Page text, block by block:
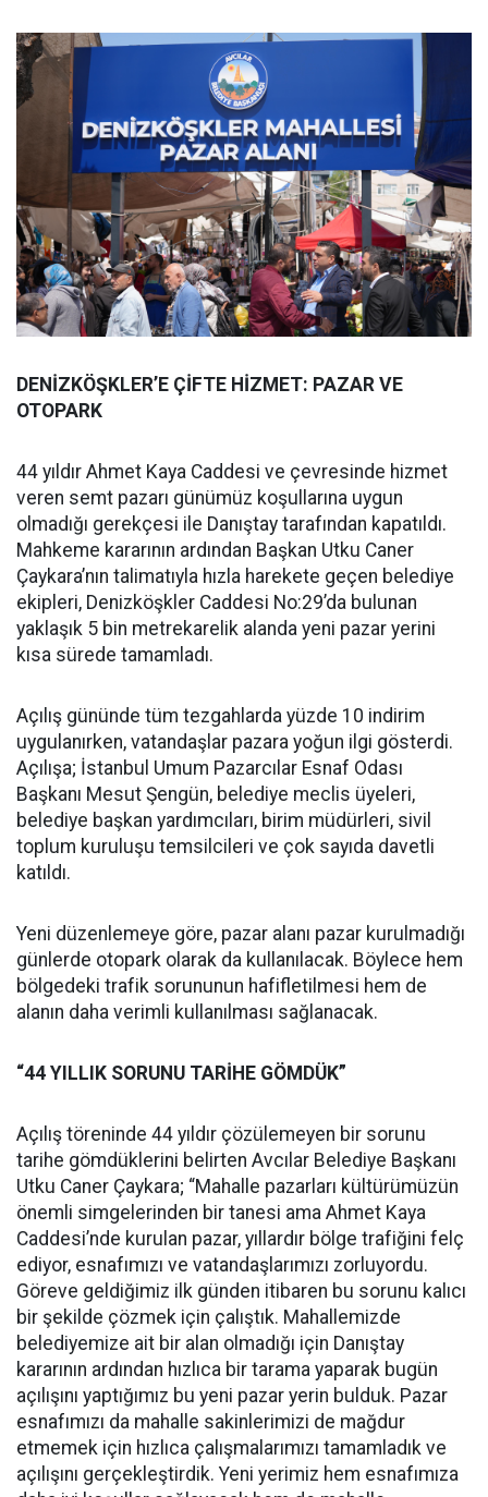
DENİZKÖŞKLER’E ÇİFTE HİZMET: PAZAR VE
OTOPARK
44 yıldır Ahmet Kaya Caddesi ve çevresinde hizmet
veren semt pazarı günümüz koşullarına uygun
olmadığı gerekçesi ile Danıştay tarafından kapatıldı.
Mahkeme kararının ardından Başkan Utku Caner
Çaykara’nın talimatıyla hızla harekete geçen belediye
ekipleri, Denizköşkler Caddesi No:29’da bulunan
yaklaşık 5 bin metrekarelik alanda yeni pazar yerini
kısa sürede tamamladı.
Açılış gününde tüm tezgahlarda yüzde 10 indirim
uygulanırken, vatandaşlar pazara yoğun ilgi gösterdi.
Açılışa; İstanbul Umum Pazarcılar Esnaf Odası
Başkanı Mesut Şengün, belediye meclis üyeleri,
belediye başkan yardımcıları, birim müdürleri, sivil
toplum kuruluşu temsilcileri ve çok sayıda davetli
katıldı.
Yeni düzenlemeye göre, pazar alanı pazar kurulmadığı
günlerde otopark olarak da kullanılacak. Böylece hem
bölgedeki trafik sorununun hafifletilmesi hem de
alanın daha verimli kullanılması sağlanacak.
“44 YILLIK SORUNU TARİHE GÖMDÜK”
Açılış töreninde 44 yıldır çözülemeyen bir sorunu
tarihe gömdüklerini belirten Avcılar Belediye Başkanı
Utku Caner Çaykara; “Mahalle pazarları kültürümüzün
önemli simgelerinden bir tanesi ama Ahmet Kaya
Caddesi’nde kurulan pazar, yıllardır bölge trafiğini felç
ediyor, esnafımızı ve vatandaşlarımızı zorluyordu.
Göreve geldiğimiz ilk günden itibaren bu sorunu kalıcı
bir şekilde çözmek için çalıştık. Mahallemizde
belediyemize ait bir alan olmadığı için Danıştay
kararının ardından hızlıca bir tarama yaparak bugün
açılışını yaptığımız bu yeni pazar yerin bulduk. Pazar
esnafımızı da mahalle sakinlerimizi de mağdur
etmemek için hızlıca çalışmalarımızı tamamladık ve
açılışını gerçekleştirdik. Yeni yerimiz hem esnafımıza